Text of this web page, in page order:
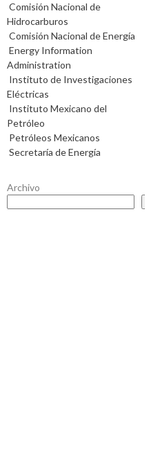
Comisión Nacional de
Hidrocarburos
Comisión Nacional de Energía
Energy Information
Administration
Instituto de Investigaciones
Eléctricas
Instituto Mexicano del
Petróleo
Petróleos Mexicanos
Secretaría de Energía
Archivo